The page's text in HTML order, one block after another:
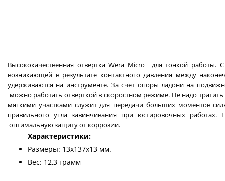
Высококачественная отвёртка Wera Micro для тонкой
возникающей в результате контактного давления между
удерживаются на инструменте. За счёт опоры ладони на
можно работать отвёрткой в скоростном режиме. Не надо
мягкими участками служит для передачи больших моментов
правильного угла завинчивания при юстировочных
оптимальную защиту от коррозии.
Характеристики:
Размеры: 13х137х13 мм.
Вес: 12,3 грамм